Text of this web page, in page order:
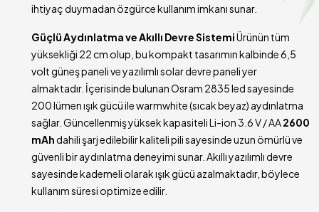
ihtiyaç duymadan özgürce kullanım imkanı sunar.
Güçlü Aydınlatma ve Akıllı Devre SistemiÜrünün tüm
yüksekliği 22 cm olup, bu kompakt tasarımın kalbinde 6,5
volt güneş paneli ve yazılımlı solar devre paneli yer
almaktadır. İçerisinde bulunan Osram 2835 led sayesinde
200 lümen ışık gücü ile warmwhite (sıcak beyaz) aydınlatma
sağlar. Güncellenmiş yüksek kapasiteli Li-ion 3.6 V / AA2600
mAhdahili şarj edilebilir kaliteli pili sayesinde uzun ömürlü ve
güvenli bir aydınlatma deneyimi sunar. Akıllı yazılımlı devre
sayesinde kademeli olarak ışık gücü azalmaktadır, böylece
kullanım süresi optimize edilir.